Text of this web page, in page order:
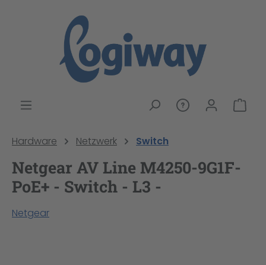
Hardware Netzwerk Switch
Netgear AV Line M4250-9G1F-
PoE+ - Switch - L3 -
Netgear